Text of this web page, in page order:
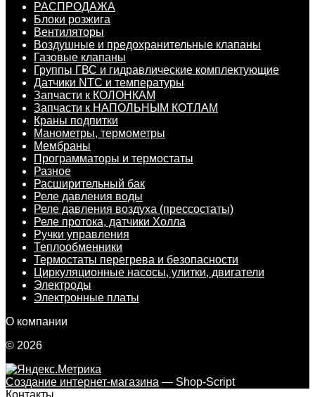
РАСПРОДАЖА
Блоки розжига
Вентиляторы
Воздушные и предохранительные клапаны
Газовые клапаны
Группы ГВС и гидравлические комплектующие
Датчики NTC и температуры
Запчасти к КОЛОНКАМ
Запчасти к НАПОЛЬНЫМ КОТЛАМ
Краны подпитки
Манометры, термометры
Мембраны
Программаторы и термостаты
Разное
Расширительный бак
Реле давления воды
Реле давления воздуха (прессостаты)
Реле протока, датчики Холла
Ручки управления
Теплообменники
Термостаты перегрева и безопасности
Циркуляционные насосы, улитки, двигатели
Электроды
Электронные платы
О компании
© 2026
Создание интернет-магазина — Shop-Script